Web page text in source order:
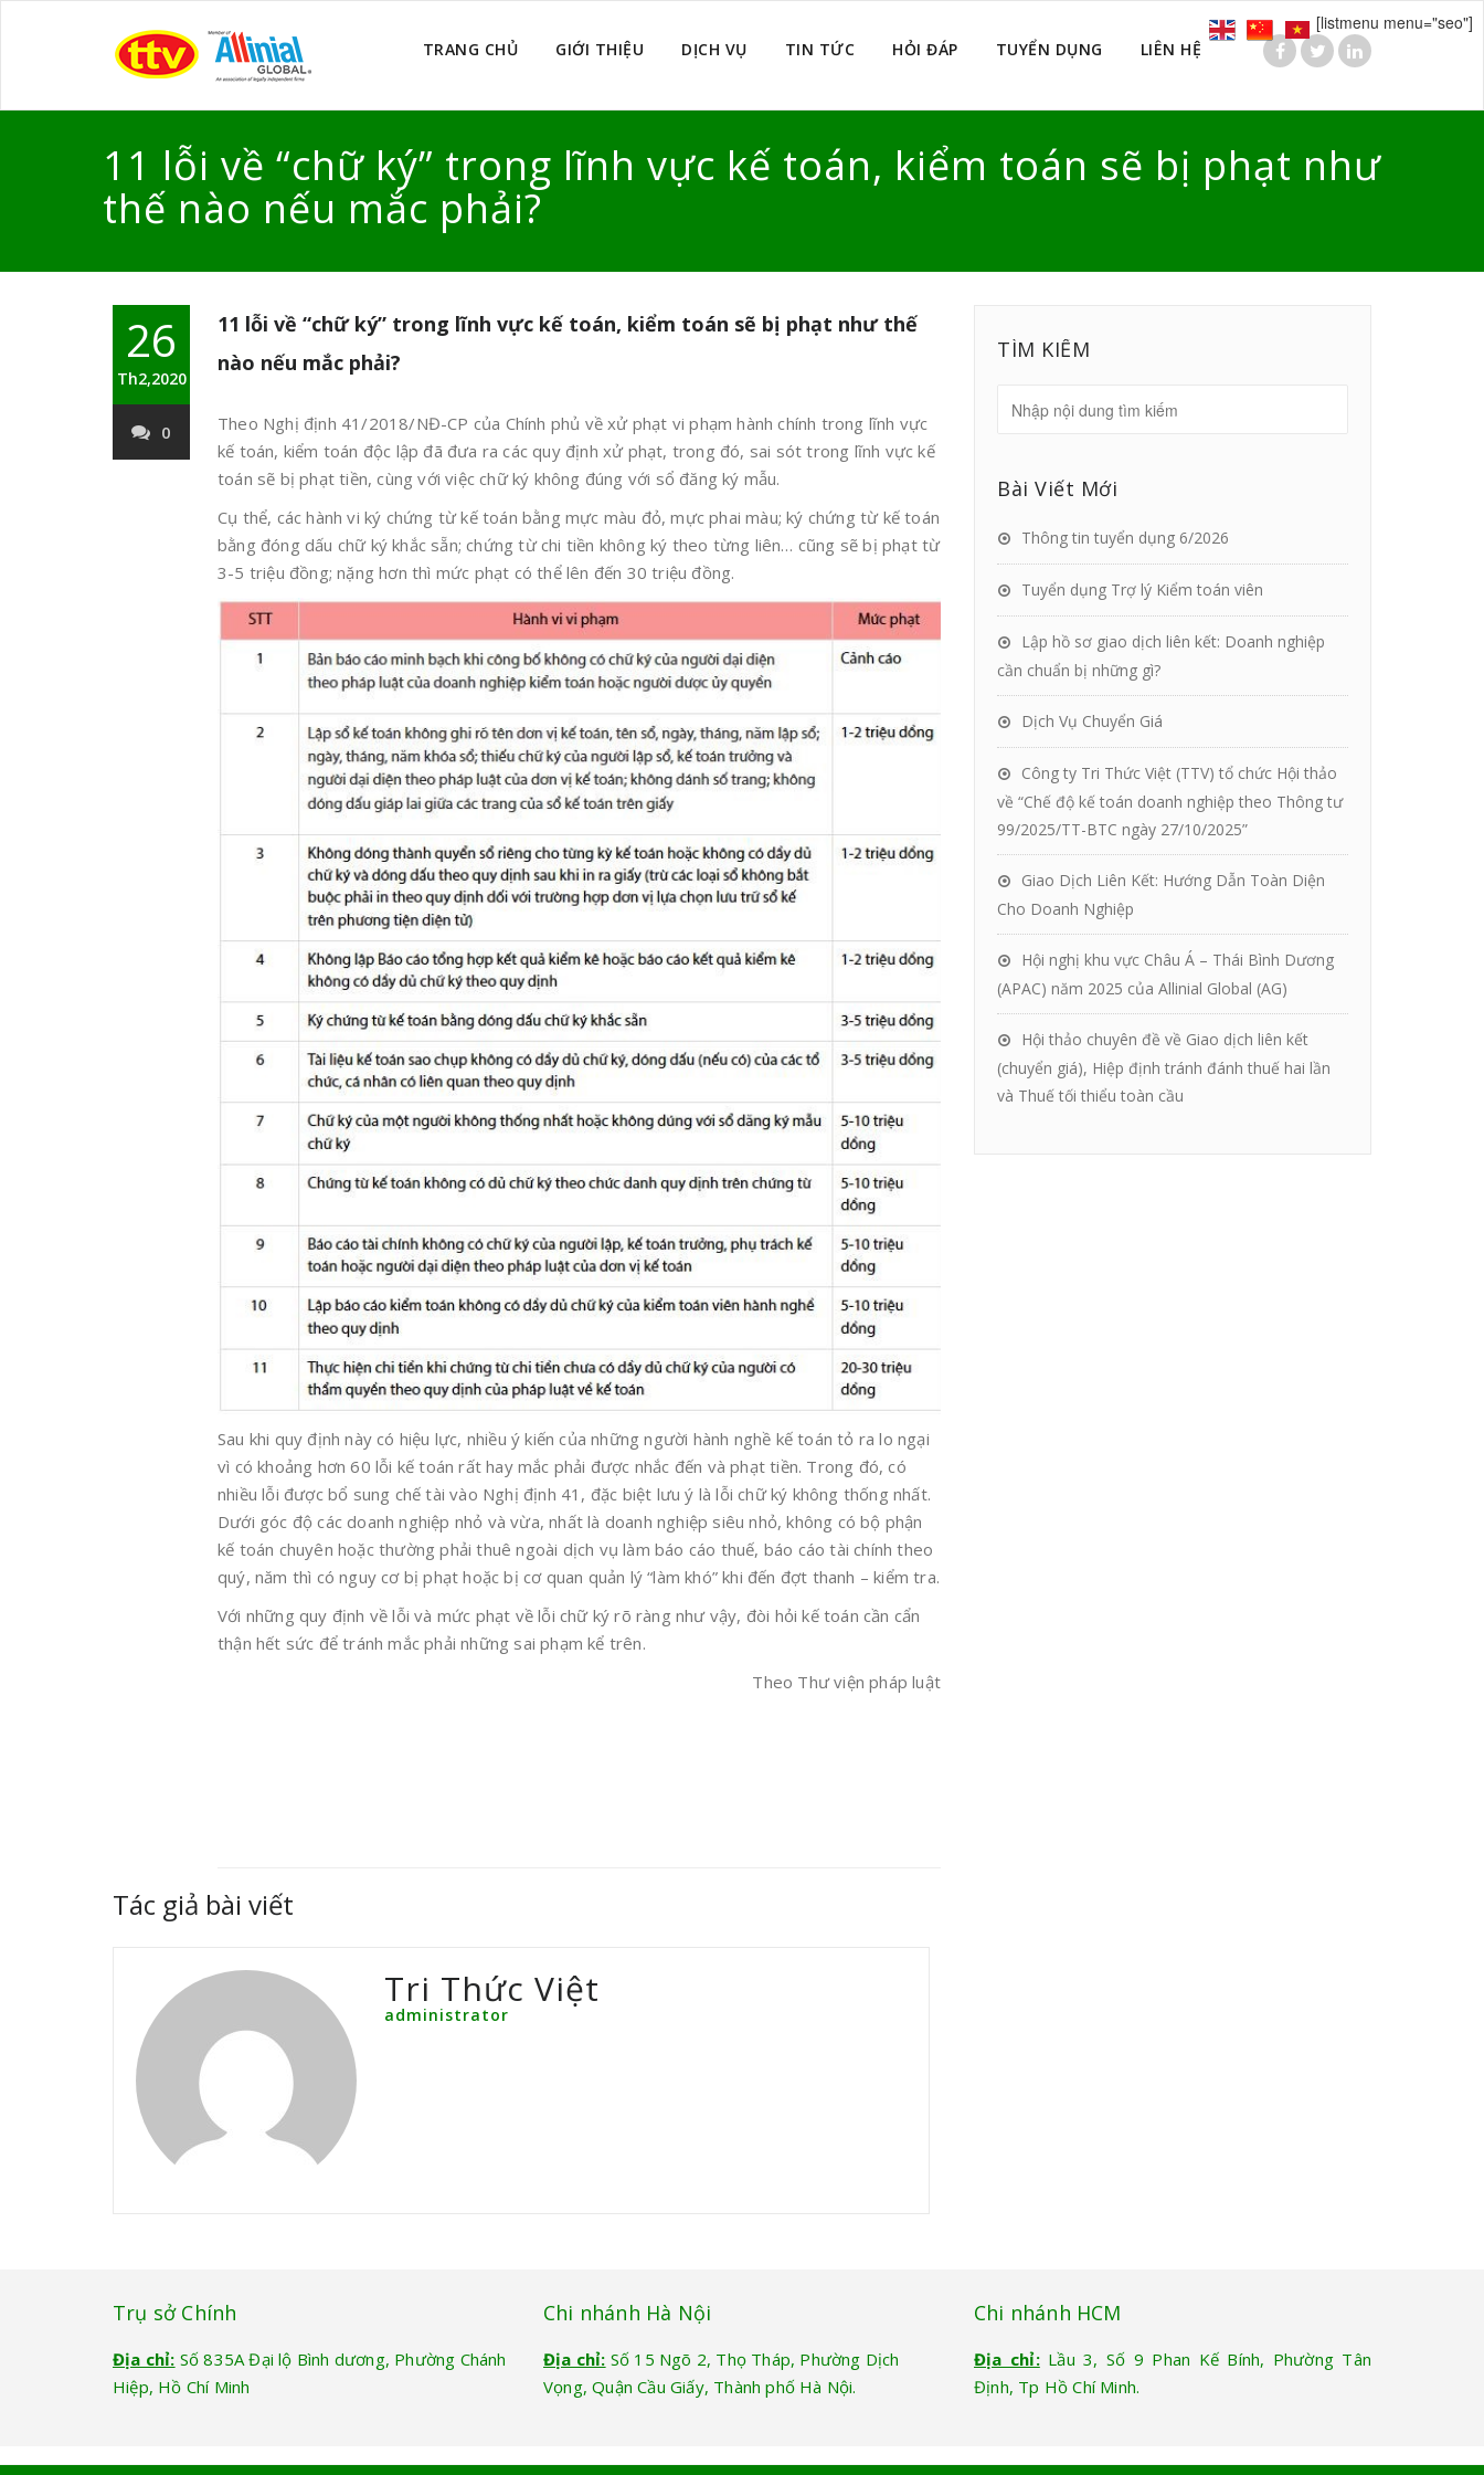
TRANG CHỦ GIỚI THIỆU DỊCH VỤ TIN TỨC HỎI ĐÁP TUYỂN DỤNG LIÊN HỆ
11 lỗi về “chữ ký” trong lĩnh vực kế toán, kiểm toán sẽ bị phạt như
thế nào nếu mắc phải?
26
Th2,2020
0
11 lỗi về “chữ ký” trong lĩnh vực kế toán, kiểm toán sẽ bị phạt như thế
nào nếu mắc phải?
Theo Nghị định 41/2018/NĐ-CP của Chính phủ về xử phạt vi phạm hành chính trong lĩnh vực
kế toán, kiểm toán độc lập đã đưa ra các quy định xử phạt, trong đó, sai sót trong lĩnh vực kế
toán sẽ bị phạt tiền, cùng với việc chữ ký không đúng với sổ đăng ký mẫu.
Cụ thể, các hành vi ký chứng từ kế toán bằng mực màu đỏ, mực phai màu; ký chứng từ kế toán
bằng đóng dấu chữ ký khắc sẵn; chứng từ chi tiền không ký theo từng liên… cũng sẽ bị phạt từ
3-5 triệu đồng; nặng hơn thì mức phạt có thể lên đến 30 triệu đồng.
Sau khi quy định này có hiệu lực, nhiều ý kiến của những người hành nghề kế toán tỏ ra lo ngại
vì có khoảng hơn 60 lỗi kế toán rất hay mắc phải được nhắc đến và phạt tiền. Trong đó, có
nhiều lỗi được bổ sung chế tài vào Nghị định 41, đặc biệt lưu ý là lỗi chữ ký không thống nhất.
Dưới góc độ các doanh nghiệp nhỏ và vừa, nhất là doanh nghiệp siêu nhỏ, không có bộ phận
kế toán chuyên hoặc thường phải thuê ngoài dịch vụ làm báo cáo thuế, báo cáo tài chính theo
quý, năm thì có nguy cơ bị phạt hoặc bị cơ quan quản lý “làm khó” khi đến đợt thanh – kiểm tra.
Với những quy định về lỗi và mức phạt về lỗi chữ ký rõ ràng như vậy, đòi hỏi kế toán cần cẩn
thận hết sức để tránh mắc phải những sai phạm kể trên.
Theo Thư viện pháp luật
Tác giả bài viết
Tri Thức Việt
administrator
TÌM KIẾM
Bài Viết Mới
Thông tin tuyển dụng 6/2026
Tuyển dụng Trợ lý Kiểm toán viên
Lập hồ sơ giao dịch liên kết: Doanh nghiệp
cần chuẩn bị những gì?
Dịch Vụ Chuyển Giá
Công ty Tri Thức Việt (TTV) tổ chức Hội thảo
về “Chế độ kế toán doanh nghiệp theo Thông tư
99/2025/TT-BTC ngày 27/10/2025”
Giao Dịch Liên Kết: Hướng Dẫn Toàn Diện
Cho Doanh Nghiệp
Hội nghị khu vực Châu Á – Thái Bình Dương
(APAC) năm 2025 của Allinial Global (AG)
Hội thảo chuyên đề về Giao dịch liên kết
(chuyển giá), Hiệp định tránh đánh thuế hai lần
và Thuế tối thiểu toàn cầu
Trụ sở Chính
Địa chỉ: Số 835A Đại lộ Bình dương, Phường Chánh
Hiệp, Hồ Chí Minh
Chi nhánh Hà Nội
Địa chỉ: Số 15 Ngõ 2, Thọ Tháp, Phường Dịch
Vọng, Quận Cầu Giấy, Thành phố Hà Nội.
Chi nhánh HCM
Địa chỉ:Lầu 3, Số 9 Phan Kế Bính, Phường Tân
Định, Tp Hồ Chí Minh.
[listmenu menu="seo"]